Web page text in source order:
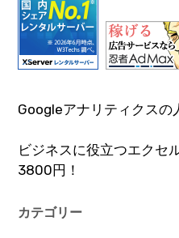
Googleアナリティクスの
ビジネスに役立つエクセ
3800円！
カテゴリー